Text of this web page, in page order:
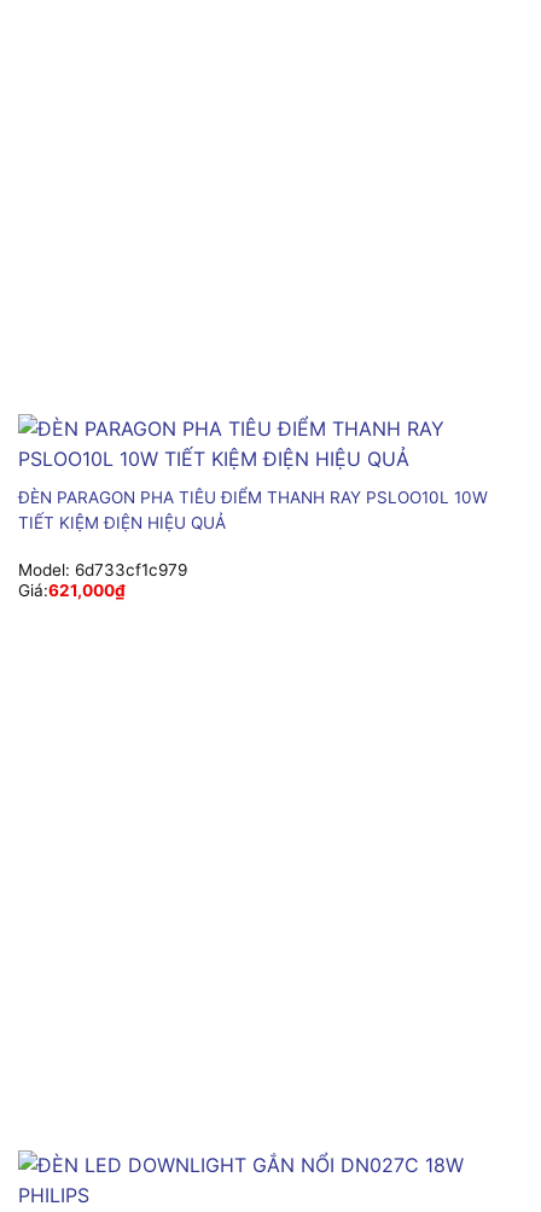
ĐÈN PARAGON PHA TIÊU ĐIỂM THANH RAY PSLOO10L 10W
TIẾT KIỆM ĐIỆN HIỆU QUẢ
Model: 6d733cf1c979
Giá:621,000₫